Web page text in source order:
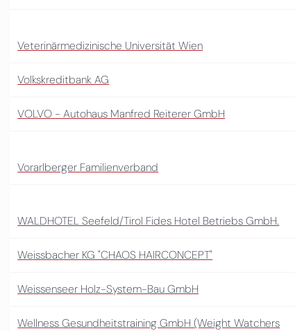
Veterinärmedizinische Universität Wien
Volkskreditbank AG
VOLVO - Autohaus Manfred Reiterer GmbH
Vorarlberger Familienverband
WALDHOTEL Seefeld/Tirol Fides Hotel Betriebs GmbH.
Weissbacher KG "CHAOS HAIRCONCEPT"
Weissenseer Holz-System-Bau GmbH
Wellness Gesundheitstraining GmbH (Weight Watchers